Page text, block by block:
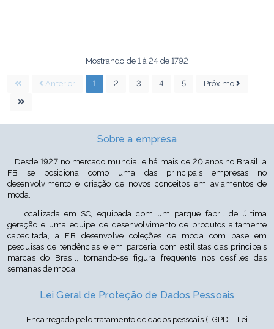
Mostrando de 1 à 24 de 1792
Anterior 1 2 3 4 5 Próximo
Sobre a empresa
Desde 1927 no mercado mundial e há mais de 20 anos no Brasil, a
FB se posiciona como uma das principais empresas no
desenvolvimento e criação de novos conceitos em aviamentos de
moda.
Localizada em SC, equipada com um parque fabril de última
geração e uma equipe de desenvolvimento de produtos altamente
capacitada, a FB desenvolve coleções de moda com base em
pesquisas de tendências e em parceria com estilistas das principais
marcas do Brasil, tornando-se figura frequente nos desfiles das
semanas de moda.
Lei Geral de Proteção de Dados Pessoais
Encarregado pelo tratamento de dados pessoais (LGPD – Lei